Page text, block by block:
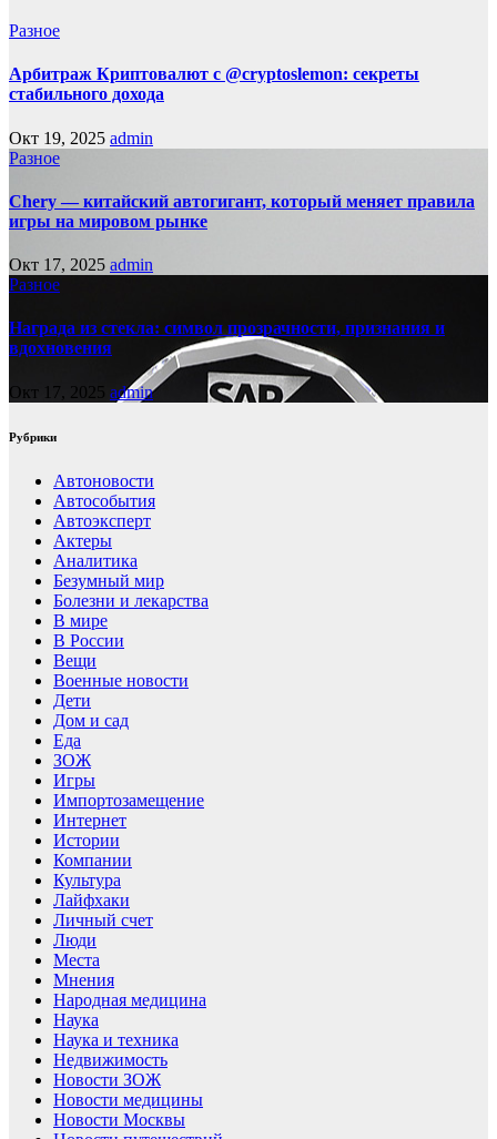
Разное
Арбитраж Криптовалют с @cryptoslemon: секреты
стабильного дохода
Окт 19, 2025 admin
Разное
Chery — китайский автогигант, который меняет правила
игры на мировом рынке
Окт 17, 2025 admin
Разное
Награда из стекла: символ прозрачности, признания и
вдохновения
Окт 17, 2025 admin
Рубрики
Автоновости
Автособытия
Автоэксперт
Актеры
Аналитика
Безумный мир
Болезни и лекарства
В мире
В России
Вещи
Военные новости
Дети
Дом и сад
Еда
ЗОЖ
Игры
Импортозамещение
Интернет
Истории
Компании
Культура
Лайфхаки
Личный счет
Люди
Места
Мнения
Народная медицина
Наука
Наука и техника
Недвижимость
Новости ЗОЖ
Новости медицины
Новости Москвы